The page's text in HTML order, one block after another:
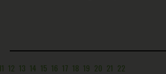
12 13 14 15 16 17 18 19 20 21 22